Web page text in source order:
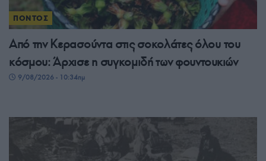
ΠΟΝΤΟΣ
Από την Κερασούντα στις σοκολάτες όλου του
κόσμου: Άρχισε η συγκομιδή των φουντουκιών
9/08/2026 - 10:34πμ